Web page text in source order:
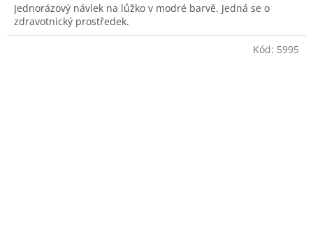
Jednorázový návlek na lůžko v modré barvě. Jedná se o
zdravotnický prostředek.
Kód: 5995